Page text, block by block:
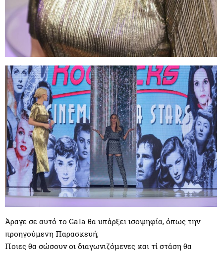
Άραγε σε αυτό το Gala θα υπάρξει ισοψηφία, όπως την
προηγούμενη Παρασκευή;
Ποιες θα σώσουν οι διαγωνιζόμενες και τί στάση θα